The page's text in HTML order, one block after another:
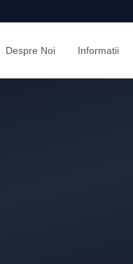
Despre Noi Informatii